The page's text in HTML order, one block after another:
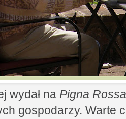
wydał na Pigna Rossa
gospodarzy. Warte